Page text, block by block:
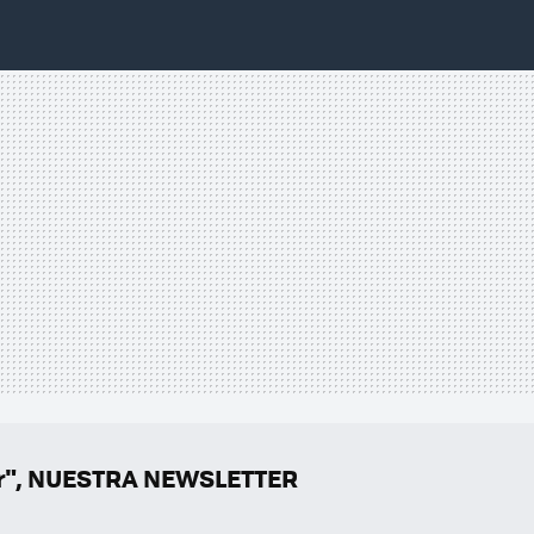
NEWSLETTER